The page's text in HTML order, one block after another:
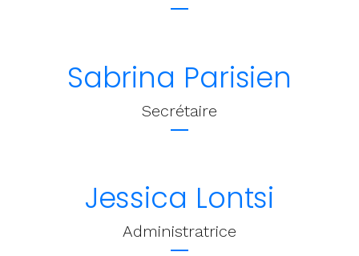
Sabrina Parisien
Secrétaire
Jessica Lontsi
Administratrice